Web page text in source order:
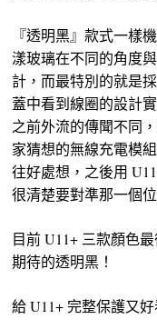
『透明黑』款式一樣
漾玻璃在不同的角度
計，而最特別的就是
蓋中看到線圈的設計
之前外流的傳聞不同
家猜想的無線充電模
往好處想，之後用
很清楚要對準那一個位
目前 U11+ 三款顏色
期待的透明黑！
給 U11+ 完整保護又好